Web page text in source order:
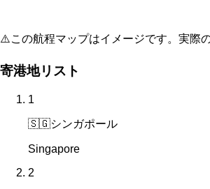
⚠️この航程マップはイメージです。実際
寄港地リスト
1
🇸🇬シンガポール
Singapore
2